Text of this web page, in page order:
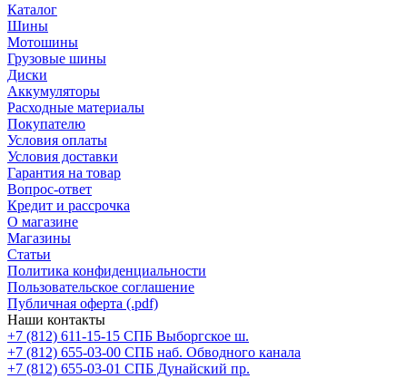
Каталог
Шины
Мотошины
Грузовые шины
Диски
Аккумуляторы
Расходные материалы
Покупателю
Условия оплаты
Условия доставки
Гарантия на товар
Вопрос-ответ
Кредит и рассрочка
О магазине
Магазины
Статьи
Политика конфиденциальности
Пользовательское соглашение
Публичная оферта (.pdf)
Наши контакты
+7 (812) 611-15-15 СПБ Выборгское ш.
+7 (812) 655-03-00 СПБ наб. Обводного канала
+7 (812) 655-03-01 СПБ Дунайский пр.